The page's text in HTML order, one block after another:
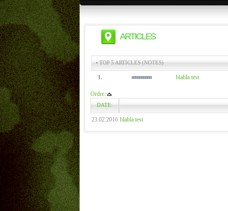
ARTICLES
• TOP 5 ARTICLES (NOTES)
1. blabla test
Ordre:
DATE:
23.02.2016 blabla test